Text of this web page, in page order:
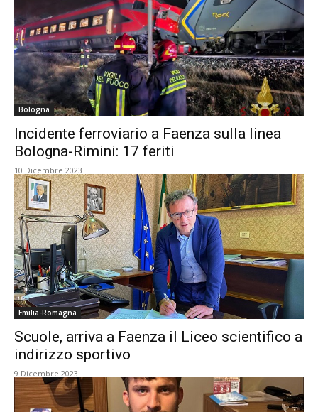
Bologna
Incidente ferroviario a Faenza sulla linea
Bologna-Rimini: 17 feriti
10 Dicembre 2023
Emilia-Romagna
Scuole, arriva a Faenza il Liceo scientifico a
indirizzo sportivo
9 Dicembre 2023